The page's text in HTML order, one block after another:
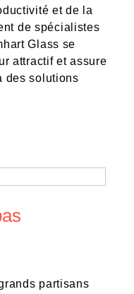
et de la
de spécialistes
Glass se
attractif et assure
des solutions
partisans